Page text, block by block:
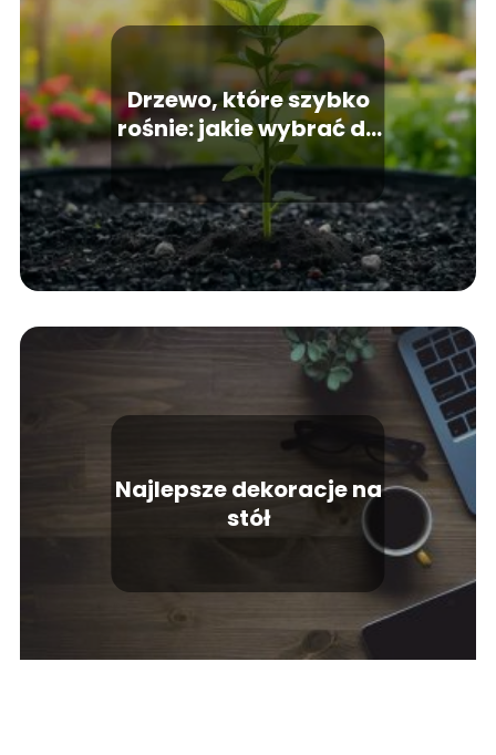
Drzewo, które szybko
rośnie: jakie wybrać do
ogrodu?
Najlepsze dekoracje na
stół